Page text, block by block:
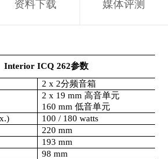
资料下载 媒体评测
Interior ICQ 262参数
2 x 2分频音箱
2 x 19 mm高音单元
160 mm低音单元
100 / 180 watts
220 mm
193 mm
98 mm